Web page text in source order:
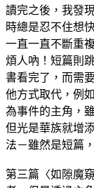
讀完之後，我發
時總是忍不住想
一直一直不斷重
煩人吶！短篇則
書看完了，而需
他方式取代，例
為事件的主角，
但光是華族就增
法－雖然是短篇
第三篇〈如隙魔